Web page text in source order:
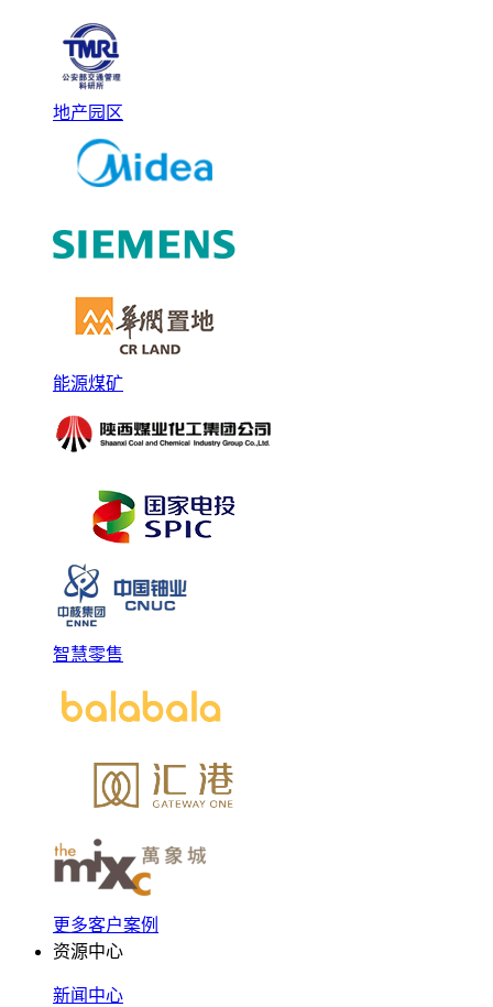
地产园区
能源煤矿
智慧零售
更多客户案例
资源中心
新闻中心